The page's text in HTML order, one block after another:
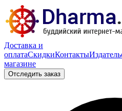
Доставка и
оплатаСкидкиКонтакты
магазине
Отследить заказ